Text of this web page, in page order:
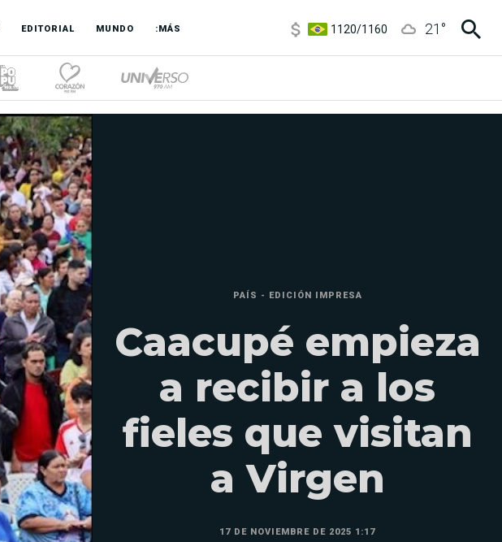
EDITORIAL MUNDO :MÁS
3,6/3,9
21 °
PAÍS - EDICIÓN IMPRESA
Caacupé empieza
a recibir a los
fieles que visitan
a Virgen
17 DE NOVIEMBRE DE 2025 1:17